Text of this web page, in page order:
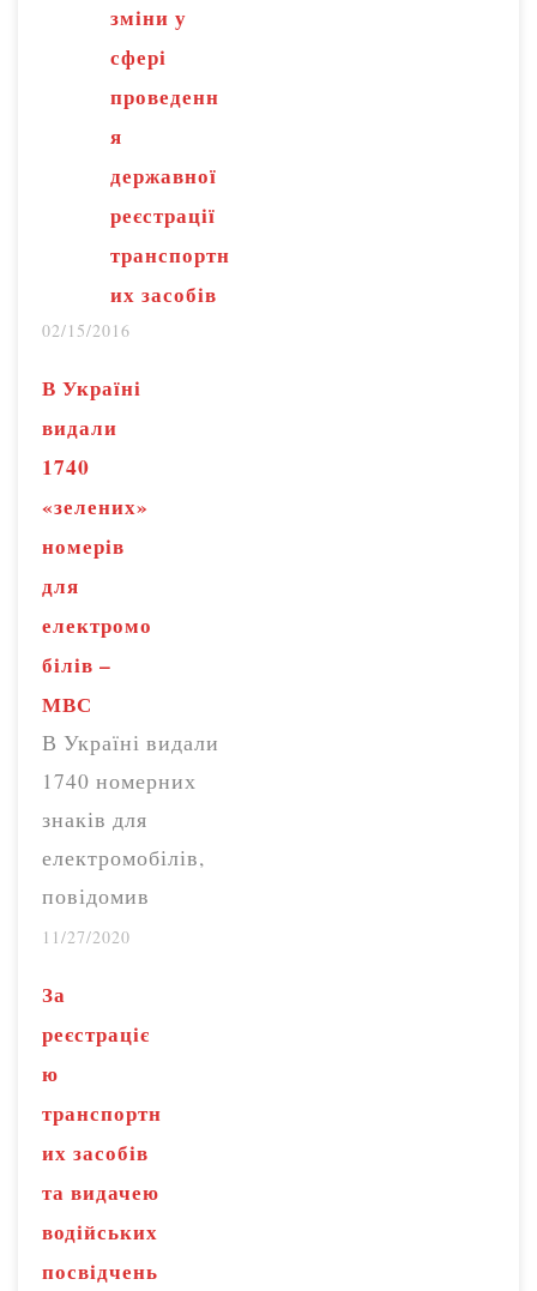
зміни у
сфері
проведенн
я
державної
реєстрації
транспортн
их засобів
02/15/2016
В Україні
видали
1740
«зелених»
номерів
для
електромо
білів –
МВС
В Україні видали
1740 номерних
знаків для
електромобілів,
повідомив
Головний
Міністерства
внутрішніх справ
України на запит
Радіо Свобода.
«За даними
Єдиного
державного
реєстру
11/27/2020
За
реєстраціє
ю
транспортн
их засобів
та видачею
водійських
посвідчень